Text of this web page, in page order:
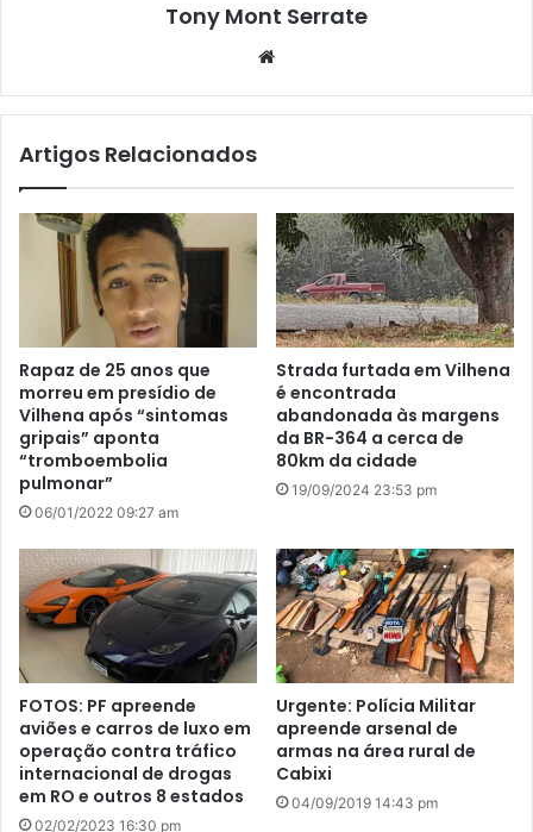
Tony Mont Serrate
te
Artigos Relacionados
Rapaz de 25 anos que
morreu em presídio de
Vilhena após “sintomas
gripais” aponta
“tromboembolia
pulmonar”
06/01/2022 09:27 am
Strada furtada em Vilhena
é encontrada
abandonada às margens
da BR-364 a cerca de
80km da cidade
19/09/2024 23:53 pm
FOTOS: PF apreende
aviões e carros de luxo em
operação contra tráfico
internacional de drogas
em RO e outros 8 estados
02/02/2023 16:30 pm
Urgente: Polícia Militar
apreende arsenal de
armas na área rural de
Cabixi
04/09/2019 14:43 pm